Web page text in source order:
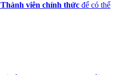
Thành viên chính thức để có thể